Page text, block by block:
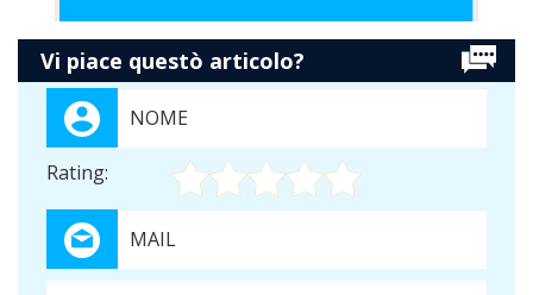
Vi piace questò articolo?
Rating: